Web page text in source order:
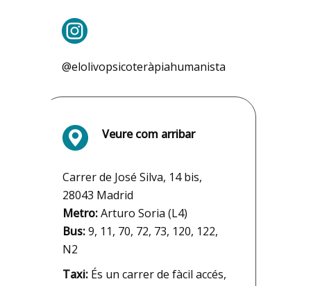
@elolivopsicoteràpiahumanista
Veure com arribar
Carrer de José Silva, 14 bis,
28043 Madrid
Metro:Arturo Soria (L4)
Bus:9, 11, 70, 72, 73, 120, 122,
N2
Taxi: És un carrer de fàcil accés,